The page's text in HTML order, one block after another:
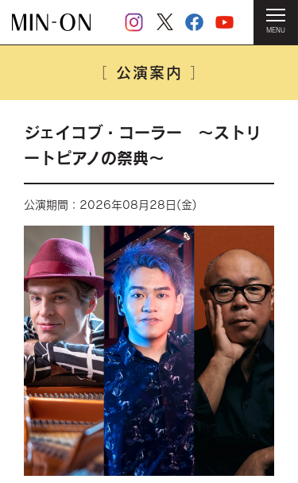
MENU
［ 公演案内 ］
ジェイコブ・コーラー ～ストリ
ートピアノの祭典～
公演期間：2026年08月28日(金)